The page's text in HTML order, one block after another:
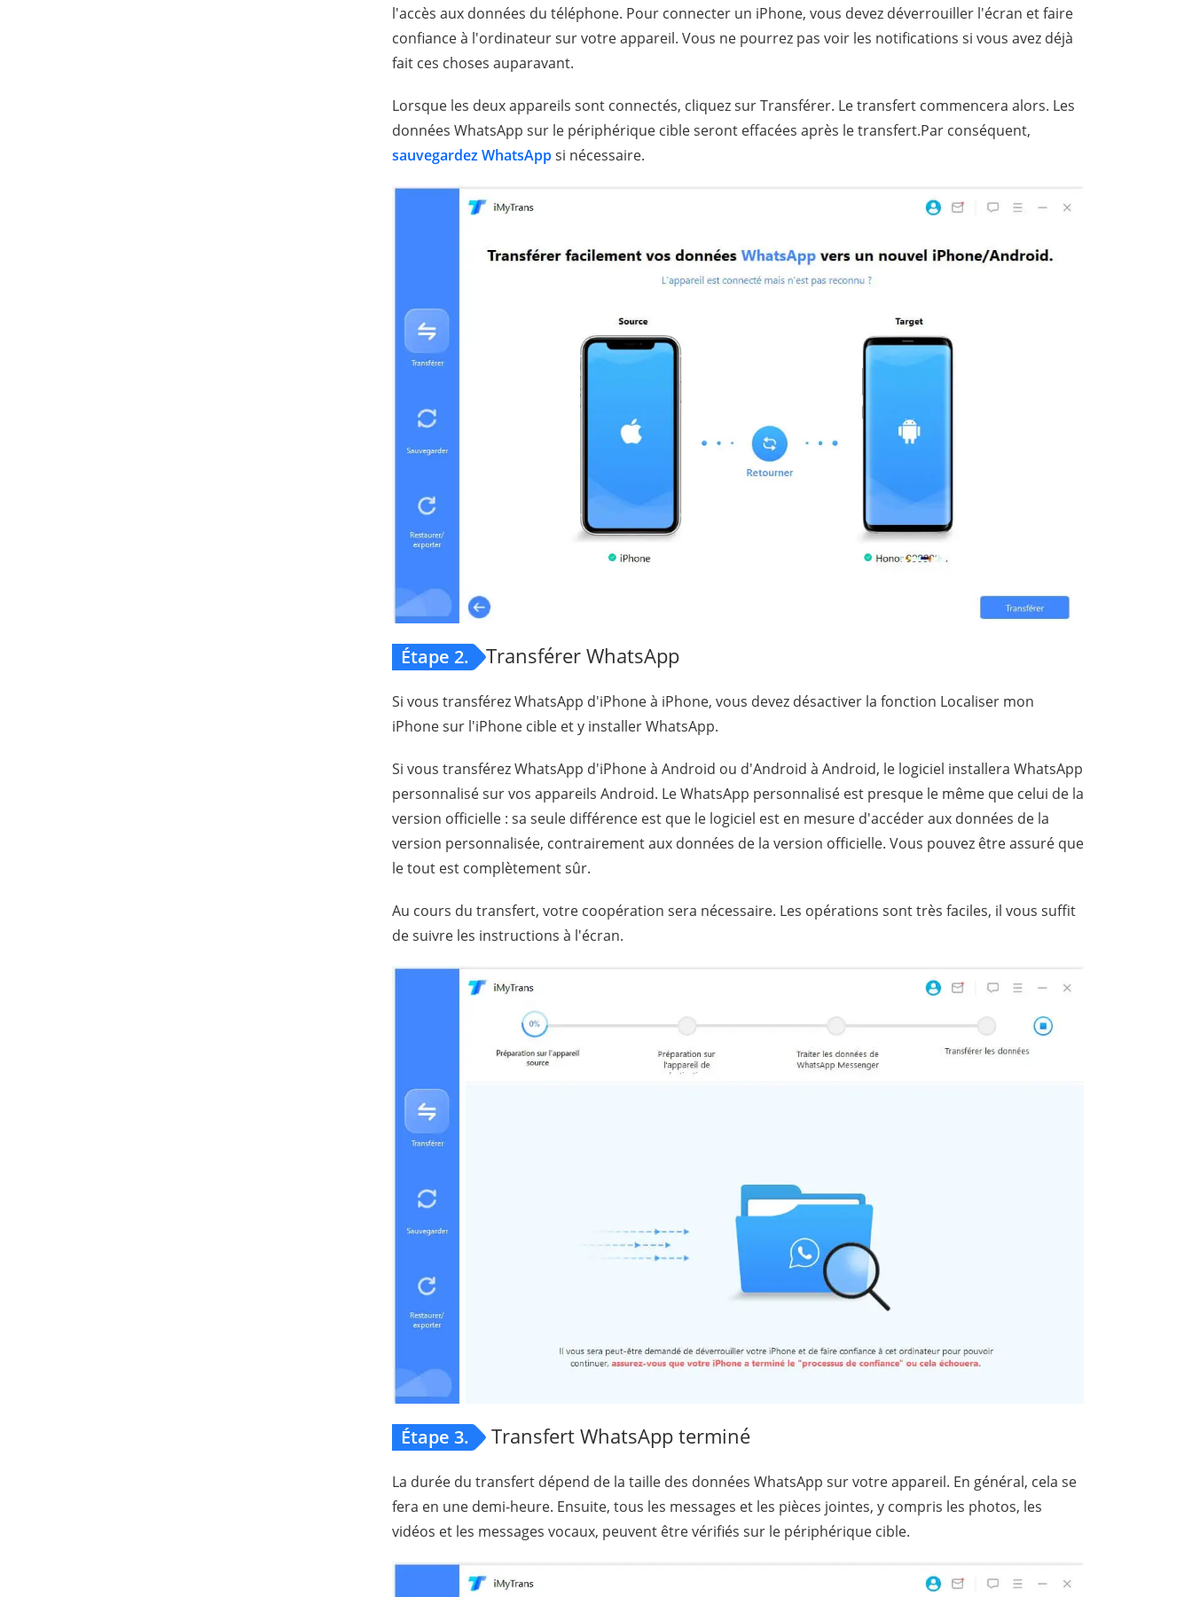
l'accès aux données du téléphone. Pour connecter un iPhone, vous devez déverrouiller l'écran et faire
confiance à l'ordinateur sur votre appareil. Vous ne pourrez pas voir les notifications si vous avez déjà
fait ces choses auparavant.
Lorsque les deux appareils sont connectés, cliquez sur Transférer. Le transfert commencera alors. Les
données WhatsApp sur le périphérique cible seront effacées après le transfert.Par conséquent,
sauvegardez WhatsAppsi nécessaire.
Étape 2. Transférer WhatsApp
Si vous transférez WhatsApp d'iPhone à iPhone, vous devez désactiver la fonction Localiser mon
iPhone sur l'iPhone cible et y installer WhatsApp.
Si vous transférez WhatsApp d'iPhone à Android ou d'Android à Android, le logiciel installera WhatsApp
personnalisé sur vos appareils Android. Le WhatsApp personnalisé est presque le même que celui de la
version officielle : sa seule différence est que le logiciel est en mesure d'accéder aux données de la
version personnalisée, contrairement aux données de la version officielle. Vous pouvez être assuré que
le tout est complètement sûr.
Au cours du transfert, votre coopération sera nécessaire. Les opérations sont très faciles, il vous suffit
de suivre les instructions à l'écran.
Étape 3. Transfert WhatsApp terminé
La durée du transfert dépend de la taille des données WhatsApp sur votre appareil. En général, cela se
fera en une demi-heure. Ensuite, tous les messages et les pièces jointes, y compris les photos, les
vidéos et les messages vocaux, peuvent être vérifiés sur le périphérique cible.